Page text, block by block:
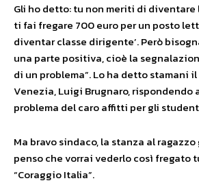
Gli ho detto: tu non meriti di diventare
ti fai fregare 700 euro per un posto
diventar classe dirigente’. Però
una parte positiva, cioè la
di un problema”. Lo ha detto stamani
Venezia, Luigi Brugnaro, rispondendo
problema del caro affitti per gli
Ma bravo sindaco, la stanza al
penso che vorrai vederlo così fregato
“Coraggio Italia”.